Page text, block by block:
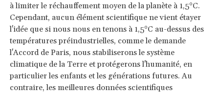
à limiter le réchauffement moyen de la planète à 1,5°C.
Cependant, aucun élément scientifique ne vient étayer
l'idée que si nous nous en tenons à 1,5°C au-dessus des
températures préindustrielles, comme le demande
l'Accord de Paris, nous stabiliserons le système
climatique de la Terre et protégerons l'humanité, en
particulier les enfants et les générations futures. Au
contraire, les meilleures données scientifiques